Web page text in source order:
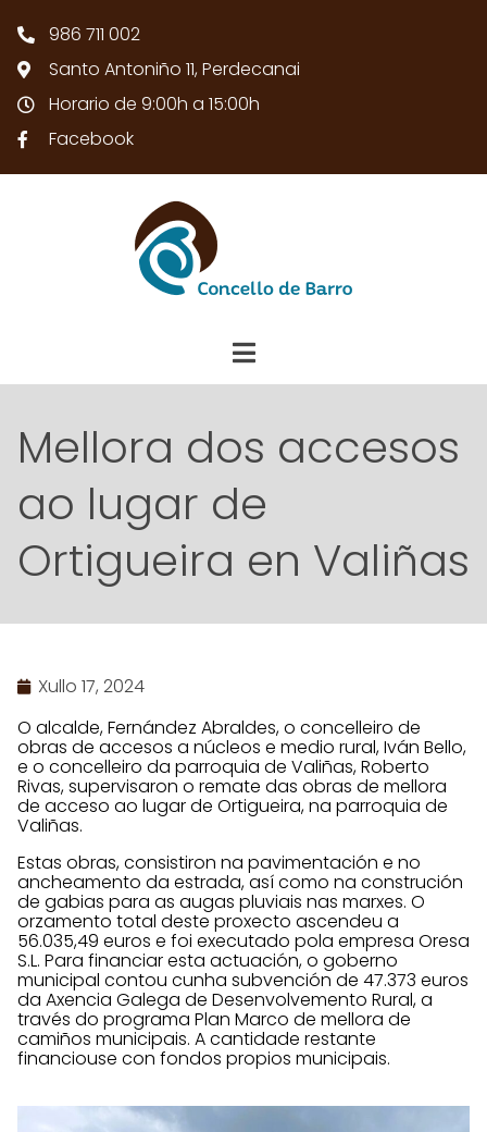
986 711 002
Santo Antoniño 11, Perdecanai
Horario de 9:00h a 15:00h
Facebook
Mellora dos accesos
ao lugar de
Ortigueira en Valiñas
Xullo 17, 2024
O alcalde, Fernández Abraldes, o concelleiro de
obras de accesos a núcleos e medio rural, Iván Bello,
e o concelleiro da parroquia de Valiñas, Roberto
Rivas, supervisaron o remate das obras de mellora
de acceso ao lugar de Ortigueira, na parroquia de
Valiñas.
Estas obras, consistiron na pavimentación e no
ancheamento da estrada, así como na construción
de gabias para as augas pluviais nas marxes. O
orzamento total deste proxecto ascendeu a
56.035,49 euros e foi executado pola empresa Oresa
S.L. Para financiar esta actuación, o goberno
municipal contou cunha subvención de 47.373 euros
da Axencia Galega de Desenvolvemento Rural, a
través do programa Plan Marco de mellora de
camiños municipais. A cantidade restante
financiouse con fondos propios municipais.